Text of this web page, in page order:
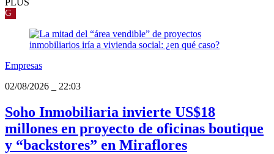
PLUS
G
Empresas
02/08/2026
22:03
Soho Inmobiliaria invierte US$18
millones en proyecto de oficinas boutique
y “backstores” en Miraflores